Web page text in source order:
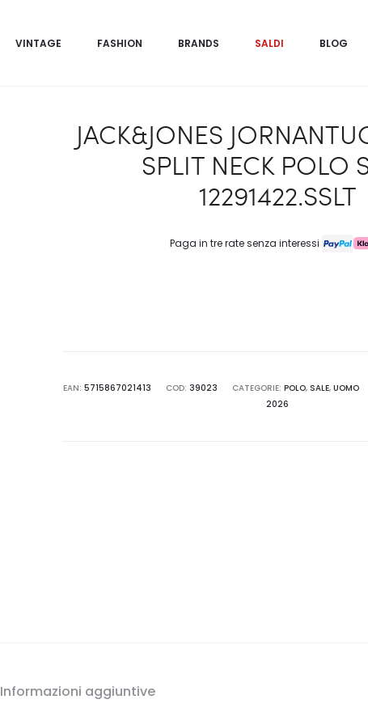
VINTAGE FASHION BRANDS SALDI BLOG
JACK&JONES
SPLIT NECK POLO
12291422.SSLT
Paga in tre rate senza interessi
EAN: 5715867021413 COD: 39023 CATEGORIE: POLO, SALE, UOMO
2026
Informazioni aggiuntive